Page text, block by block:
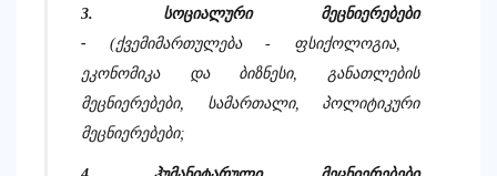
3. სოციალური
მეცნიერებები
-
(ქვემიმართულება- ფსიქოლოგია,
ეკონომიკა
და ბიზნესი,განათლების
მეცნიერებები, სამართალი, პოლიტიკური
მეცნიერებები;